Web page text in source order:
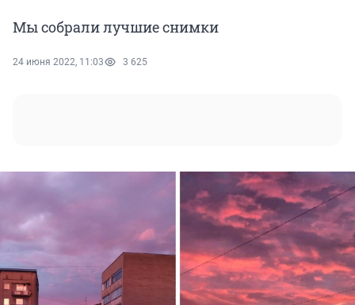
Мы собрали лучшие снимки
24 июня 2022, 11:03 3 625